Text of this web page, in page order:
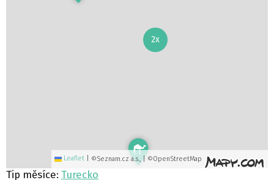
2x
Leaflet ©Seznam.cz a.s., | ©OpenStreetMap
Tip měsíce: Turecko